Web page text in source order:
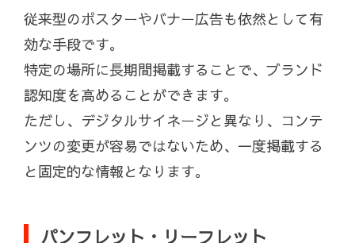
従来型のポスターやバナー広告も依然として有
効な手段です。
特定の場所に長期間掲載することで、ブランド
認知度を高めることができます。
ただし、デジタルサイネージと異なり、コンテ
ンツの変更が容易ではないため、一度掲載する
と固定的な情報となります。
パンフレット・リーフレット